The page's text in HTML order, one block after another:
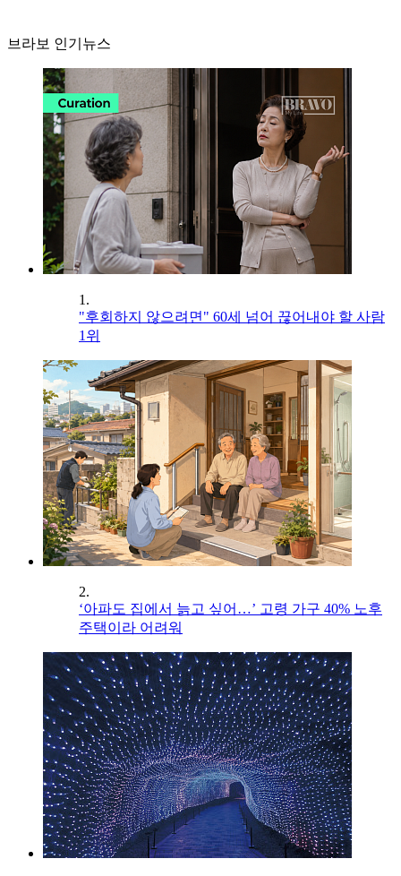
브라보 인기뉴스
1.
"후회하지 않으려면" 60세 넘어 끊어내야 할 사람
1위
2.
‘아파도 집에서 늙고 싶어…’ 고령 가구 40% 노후
주택이라 어려워